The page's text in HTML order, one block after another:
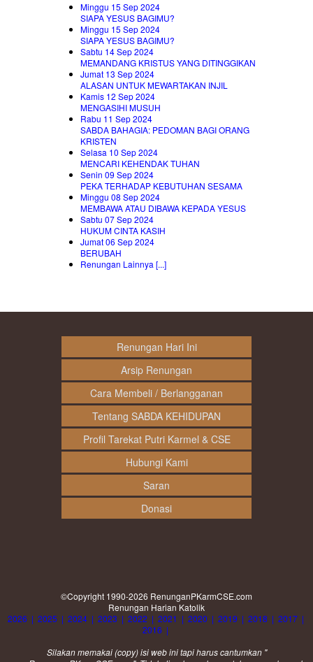
Minggu 15 Sep 2024
SIAPA YESUS BAGIMU?
Minggu 15 Sep 2024
SIAPA YESUS BAGIMU?
Sabtu 14 Sep 2024
MEMANDANG KRISTUS YANG DITINGGIKAN
Jumat 13 Sep 2024
ALASAN UNTUK MEWARTAKAN INJIL
Kamis 12 Sep 2024
MENGASIHI MUSUH
Rabu 11 Sep 2024
SABDA BAHAGIA: PEDOMAN BAGI ORANG
KRISTEN
Selasa 10 Sep 2024
MENCARI KEHENDAK TUHAN
Senin 09 Sep 2024
PEKA TERHADAP KEBUTUHAN SESAMA
Minggu 08 Sep 2024
MEMBAWA ATAU DIBAWA KEPADA YESUS
Sabtu 07 Sep 2024
HUKUM CINTA KASIH
Jumat 06 Sep 2024
BERUBAH
Renungan Lainnya [...]
Renungan Hari Ini
Arsip Renungan
Cara Membeli / Berlangganan
Tentang SABDA KEHIDUPAN
Profil Tarekat Putri Karmel & CSE
Hubungi Kami
Saran
Donasi
©Copyright 1990-2026 RenunganPKarmCSE.com
Renungan Harian Katolik
2026 | 2025 | 2024 | 2023 | 2022 | 2021 | 2020 | 2019 | 2018 | 2017 |
2016 |
Silakan memakai (copy) isi web ini tapi harus cantumkan "